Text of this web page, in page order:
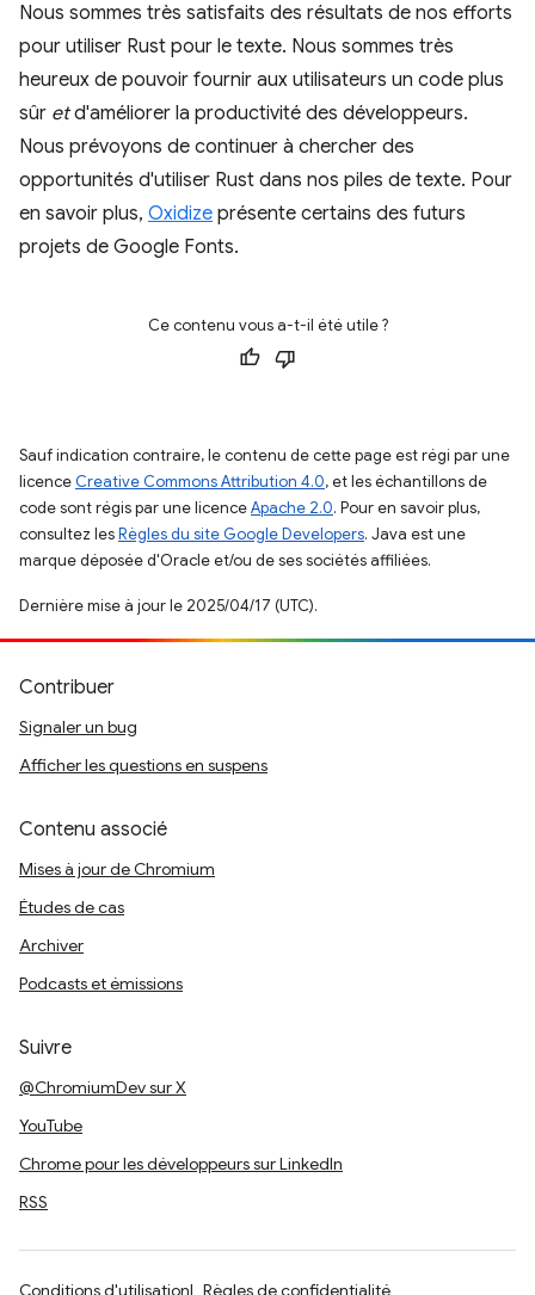
Nous sommes très satisfaits des résultats de nos efforts
pour utiliser Rust pour le texte. Nous sommes très
heureux de pouvoir fournir aux utilisateurs un code plus
sûr etd'améliorer la productivité des développeurs.
Nous prévoyons de continuer à chercher des
opportunités d'utiliser Rust dans nos piles de texte. Pour
en savoir plus, Oxidize présente certains des futurs
projets de Google Fonts.
Ce contenu vous a-t-il été utile ?
Sauf indication contraire, le contenu de cette page est régi par une
licence Creative Commons Attribution 4.0, et les échantillons de
code sont régis par une licenceApache 2.0. Pour en savoir plus,
consultez lesRègles du site Google Developers. Java est une
marque déposée d'Oracle et/ou de ses sociétés affiliées.
Dernière mise à jour le 2025/04/17 (UTC).
Contribuer
Signaler un bug
Afficher les questions en suspens
Contenu associé
Mises à jour de Chromium
Études de cas
Archiver
Podcasts et émissions
Suivre
@ChromiumDev sur X
YouTube
Chrome pour les développeurs sur LinkedIn
RSS
Conditions d'utilisation Règles de confidentialité